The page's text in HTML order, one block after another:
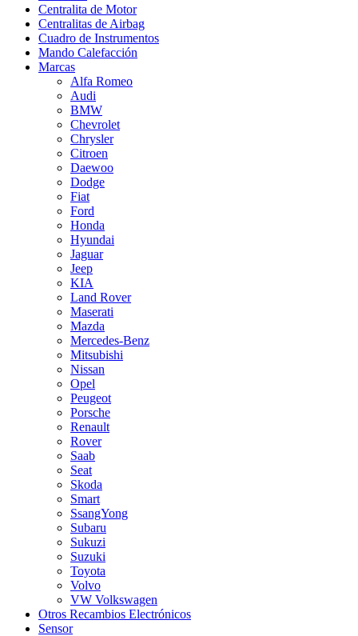
Centralita de Motor
Centralitas de Airbag
Cuadro de Instrumentos
Mando Calefacción
Marcas
Alfa Romeo
Audi
BMW
Chevrolet
Chrysler
Citroen
Daewoo
Dodge
Fiat
Ford
Honda
Hyundai
Jaguar
Jeep
KIA
Land Rover
Maserati
Mazda
Mercedes-Benz
Mitsubishi
Nissan
Opel
Peugeot
Porsche
Renault
Rover
Saab
Seat
Skoda
Smart
SsangYong
Subaru
Sukuzi
Suzuki
Toyota
Volvo
VW Volkswagen
Otros Recambios Electrónicos
Sensor